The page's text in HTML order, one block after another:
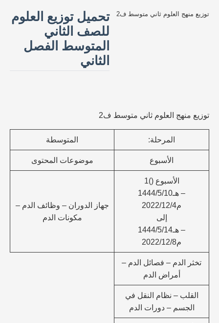
توزيع منهج العلوم ثاني متوسط ف2
تحميل توزيع العلوم
للصف الثاني
المتوسط الفصل
الثاني
توزيع منهج العلوم ثاني متوسط ف2
المرحلة: المتوسطة
الأسبوع موضوعات المحتوى
الأسبوع ()1
– هـ1444/5/10
م2022/12/4
إلى
– هـ1444/5/14
م2022/12/8
جهاز الدوران – وظائف الدم –
مكونات الدم
تخثر الدم – فصائل الدم –
أمراض الدم
القلب – نظام النقل في
الجسم – دورات الدم